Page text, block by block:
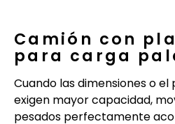
Camión con
para carga
Cuando las dimensiones o
exigen mayor capacidad,
pesados perfectamente